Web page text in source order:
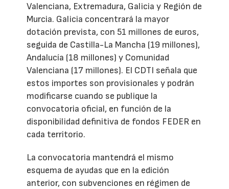
Valenciana, Extremadura, Galicia y Región de
Murcia. Galicia concentrará la mayor
dotación prevista, con 51 millones de euros,
seguida de Castilla-La Mancha (19 millones),
Andalucía (18 millones) y Comunidad
Valenciana (17 millones). El CDTI señala que
estos importes son provisionales y podrán
modificarse cuando se publique la
convocatoria oficial, en función de la
disponibilidad definitiva de fondos FEDER en
cada territorio.
La convocatoria mantendrá el mismo
esquema de ayudas que en la edición
anterior, con subvenciones en régimen de